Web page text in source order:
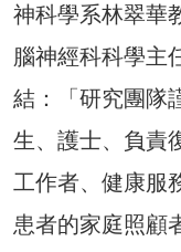
神科學系林翠華
腦神經科科學主
結：「研究團隊
生、護士、負責
工作者、健康服
患者的家庭照顧